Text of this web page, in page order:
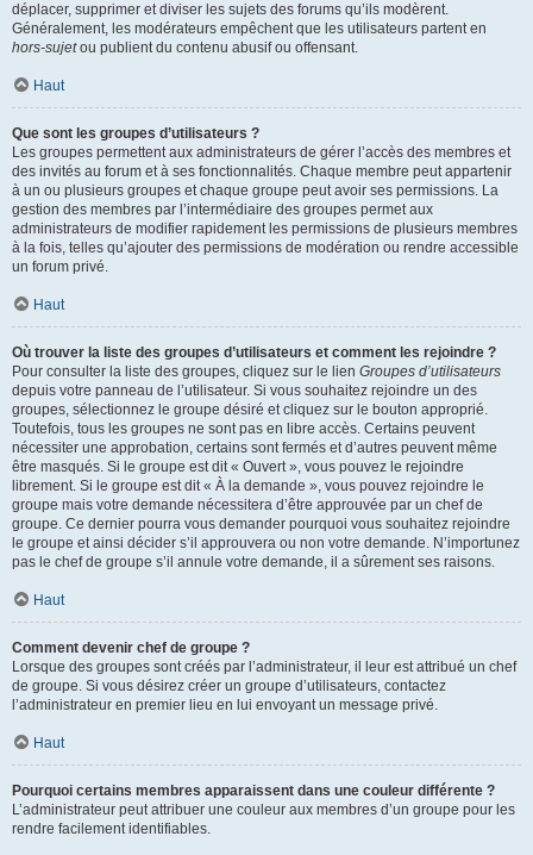
déplacer, supprimer et diviser les sujets des forums qu’ils modèrent.
Généralement, les modérateurs empêchent que les utilisateurs partent en
hors-sujetou publient du contenu abusif ou offensant.
Haut
Que sont les groupes d’utilisateurs ?
Les groupes permettent aux administrateurs de gérer l’accès des membres et
des invités au forum et à ses fonctionnalités. Chaque membre peut appartenir
à un ou plusieurs groupes et chaque groupe peut avoir ses permissions. La
gestion des membres par l’intermédiaire des groupes permet aux
administrateurs de modifier rapidement les permissions de plusieurs membres
à la fois, telles qu’ajouter des permissions de modération ou rendre accessible
un forum privé.
Haut
Où trouver la liste des groupes d’utilisateurs et comment les rejoindre ?
Pour consulter la liste des groupes, cliquez sur le lien Groupes d’utilisateurs
depuis votre panneau de l’utilisateur. Si vous souhaitez rejoindre un des
groupes, sélectionnez le groupe désiré et cliquez sur le bouton approprié.
Toutefois, tous les groupes ne sont pas en libre accès. Certains peuvent
nécessiter une approbation, certains sont fermés et d’autres peuvent même
être masqués. Si le groupe est dit « Ouvert », vous pouvez le rejoindre
librement. Si le groupe est dit « À la demande », vous pouvez rejoindre le
groupe mais votre demande nécessitera d’être approuvée par un chef de
groupe. Ce dernier pourra vous demander pourquoi vous souhaitez rejoindre
le groupe et ainsi décider s’il approuvera ou non votre demande. N’importunez
pas le chef de groupe s’il annule votre demande, il a sûrement ses raisons.
Haut
Comment devenir chef de groupe ?
Lorsque des groupes sont créés par l’administrateur, il leur est attribué un chef
de groupe. Si vous désirez créer un groupe d’utilisateurs, contactez
l’administrateur en premier lieu en lui envoyant un message privé.
Haut
Pourquoi certains membres apparaissent dans une couleur différente ?
L’administrateur peut attribuer une couleur aux membres d’un groupe pour les
rendre facilement identifiables.